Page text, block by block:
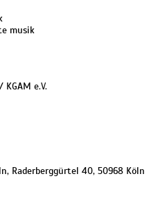
musik
e.V.
Raderberggürtel 40, 50968 Köln